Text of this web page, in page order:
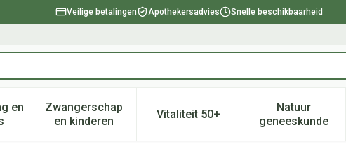
Veilige betalingen Apothekersadvies Snelle beschikbaarheid
verzorging en hygiëne categorie
en
submenu voor Dieet, voeding en vitamines categorie
Zwangerschap
en kinderenToon submenu voor Zwangerschap en kinderen
Vitaliteit 50+Toon submenu voor Vitaliteit
Natuur
geneeskunde
Toon